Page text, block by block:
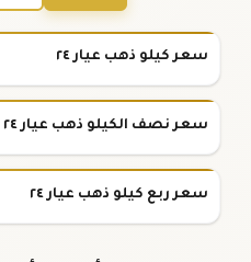
سعر كيلو ذهب عيار ٢٤
سعر نصف الكيلو ذهب عيار ٢٤
سعر ربع كيلو ذهب عيار ٢٤